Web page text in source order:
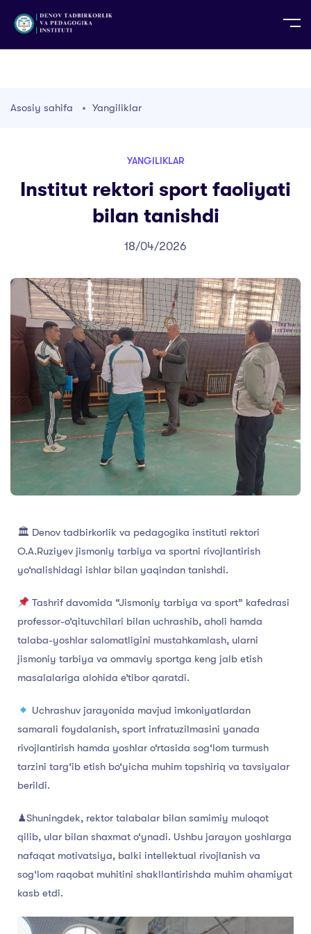
TG TR
Asosiy sahifa Yangiliklar
YANGILIKLAR
Institut rektori sport faoliyati
bilan tanishdi
18/04/2026
🏛 Denov tadbirkorlik va pedagogika instituti rektori
O.A.Ruziyev jismoniy tarbiya va sportni rivojlantirish
yo‘nalishidagi ishlar bilan yaqindan tanishdi.
Tashrif davomida “Jismoniy tarbiya va sport” kafedrasi
professor-o‘qituvchilari bilan uchrashib, aholi hamda
talaba-yoshlar salomatligini mustahkamlash, ularni
jismoniy tarbiya va ommaviy sportga keng jalb etish
masalalariga alohida e’tibor qaratdi.
Uchrashuv jarayonida mavjud imkoniyatlardan
samarali foydalanish, sport infratuzilmasini yanada
rivojlantirish hamda yoshlar o‘rtasida sog‘lom turmush
tarzini targ‘ib etish bo‘yicha muhim topshiriq va tavsiyalar
berildi.
♟Shuningdek, rektor talabalar bilan samimiy muloqot
qilib, ular bilan shaxmat o‘ynadi. Ushbu jarayon yoshlarga
nafaqat motivatsiya, balki intellektual rivojlanish va
sog‘lom raqobat muhitini shakllantirishda muhim ahamiyat
kasb etdi.